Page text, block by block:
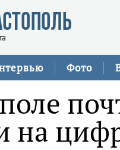
Фото
на